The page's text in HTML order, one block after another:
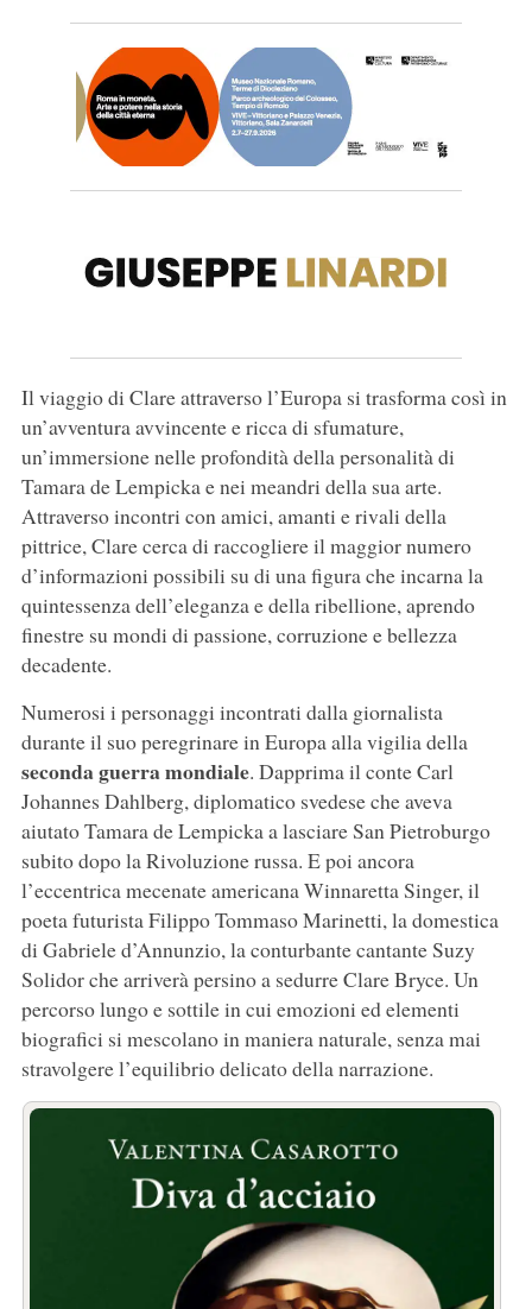
Il viaggio di Clare attraverso l’Europa si trasforma così in
un’avventura avvincente e ricca di sfumature,
un’immersione nelle profondità della personalità di
Tamara de Lempicka e nei meandri della sua arte.
Attraverso incontri con amici, amanti e rivali della
pittrice, Clare cerca di raccogliere il maggior numero
d’informazioni possibili su di una figura che incarna la
quintessenza dell’eleganza e della ribellione, aprendo
finestre su mondi di passione, corruzione e bellezza
decadente.
Numerosi i personaggi incontrati dalla giornalista
durante il suo peregrinare in Europa alla vigilia della
seconda guerra mondiale. Dapprima il conte Carl
Johannes Dahlberg, diplomatico svedese che aveva
aiutato Tamara de Lempicka a lasciare San Pietroburgo
subito dopo la Rivoluzione russa. E poi ancora
l’eccentrica mecenate americana Winnaretta Singer, il
poeta futurista Filippo Tommaso Marinetti, la domestica
di Gabriele d’Annunzio, la conturbante cantante Suzy
Solidor che arriverà persino a sedurre Clare Bryce. Un
percorso lungo e sottile in cui emozioni ed elementi
biografici si mescolano in maniera naturale, senza mai
stravolgere l’equilibrio delicato della narrazione.